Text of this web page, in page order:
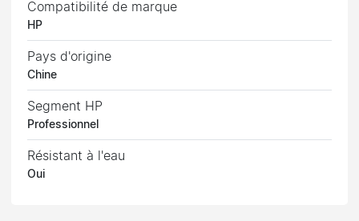
Compatibilité de marque
HP
Pays d'origine
Chine
Segment HP
Professionnel
Résistant à l'eau
Oui